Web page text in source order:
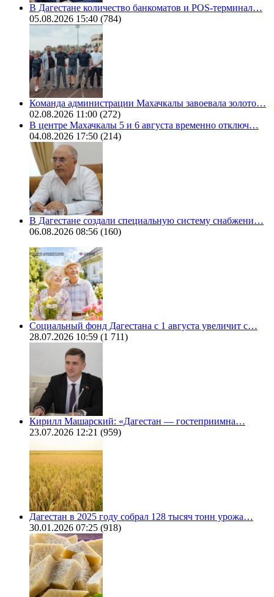
В Дагестане количество банкоматов и POS-терминал…
05.08.2026 15:40 (784)
Команда администрации Махачкалы завоевала золото…
02.08.2026 11:00 (272)
В центре Махачкалы 5 и 6 августа временно отключ…
04.08.2026 17:50 (214)
В Дагестане создали специальную систему снабжени…
06.08.2026 08:56 (160)
Социальный фонд Дагестана с 1 августа увеличит с…
28.07.2026 10:59 (1 711)
Кирилл Машарский: «Дагестан — гостеприимна…
23.07.2026 12:21 (959)
Дагестан в 2025 году собрал 128 тысяч тонн урожа…
30.01.2026 07:25 (918)